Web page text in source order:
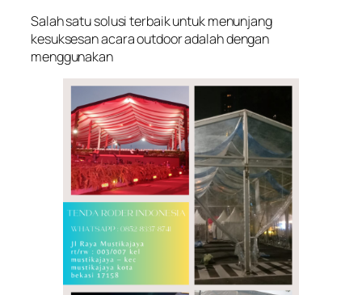
Salah satu solusi terbaik untuk menunjang
kesuksesan acara outdoor adalah dengan
menggunakan